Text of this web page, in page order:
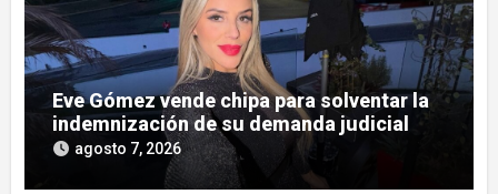
Eve Gómez vende chipa para solventar la
indemnización de su demanda judicial
agosto 7, 2026